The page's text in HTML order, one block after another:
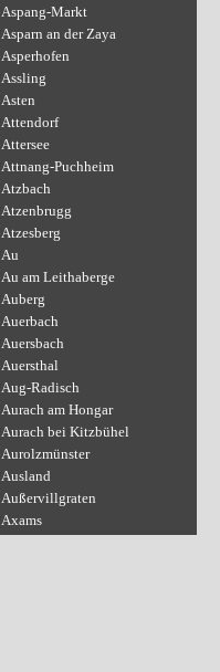
Aspang-Markt
Asparn an der Zaya
Asperhofen
Assling
Asten
Attendorf
Attersee
Attnang-Puchheim
Atzbach
Atzenbrugg
Atzesberg
Au
Au am Leithaberge
Auberg
Auerbach
Auersbach
Auersthal
Aug-Radisch
Aurach am Hongar
Aurach bei Kitzbühel
Aurolzmünster
Ausland
Außervillgraten
Axams